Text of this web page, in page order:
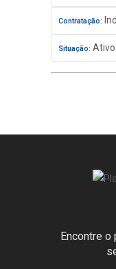
Contratação:
Situação: Ativo
Encontre